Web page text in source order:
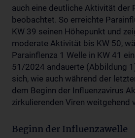
auch eine deutliche Aktivität der
beobachtet. So erreichte
KW 39 seinen Höhepunkt und
moderate Aktivität bis KW 50,
Parainflenza 1 Welle in KW 41
51/2024 andauerte (Abbildung
sich, wie auch während der
dem Beginn der Influenzavirus
zirkulierenden Viren weitgehend
Beginn der Influenzawelle